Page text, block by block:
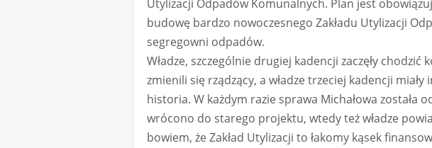
Utylizacji Odpadów Komunalnych. Plan jest
budowę bardzo nowoczesnego Zakładu Utylizacji
segregowni odpadów.
Władze, szczególnie drugiej kadencji zaczęły
zmienili się rządzący, a władze trzeciej kadencji
historia. W każdym razie sprawa Michałowa została
wrócono do starego projektu, wtedy też władze
bowiem, że Zakład Utylizacji to łakomy kąsek